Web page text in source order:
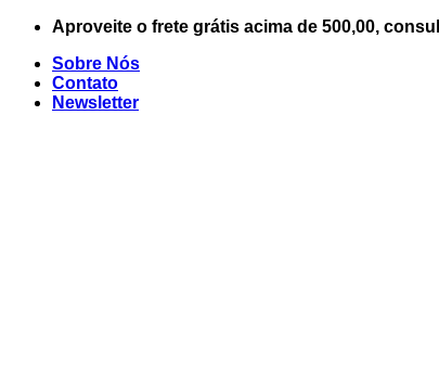
Skip
content
Aproveite o frete grátis acima de 500,00,
Sobre Nós
Contato
Newsletter